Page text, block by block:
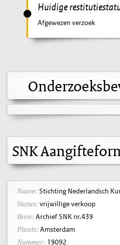
Huidige
Afgewezen verzoek
SNK
Naam: Stichting Nederlandsch
Status: vrijwillige verkoop
Bron: Archief SNK nr.439
Plaats: Amsterdam
Nummer: 19092